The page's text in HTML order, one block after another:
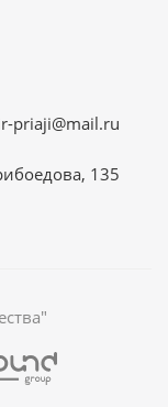
priaji@mail.ru
135